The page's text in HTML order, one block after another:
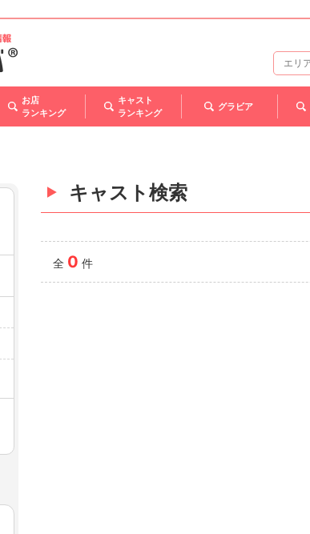
お店
ランキング
キャスト
ランキング
グラビア
キャスト検索
全 0 件